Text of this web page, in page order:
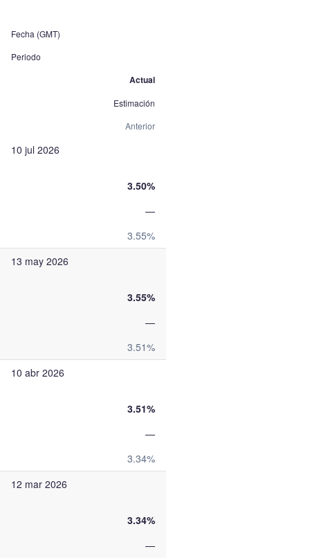
Fecha (GMT)
Periodo
Actual
Estimación
Anterior
10 jul 2026
3.50%
—
3.55%
13 may 2026
3.55%
—
3.51%
10 abr 2026
3.51%
—
3.34%
12 mar 2026
3.34%
—